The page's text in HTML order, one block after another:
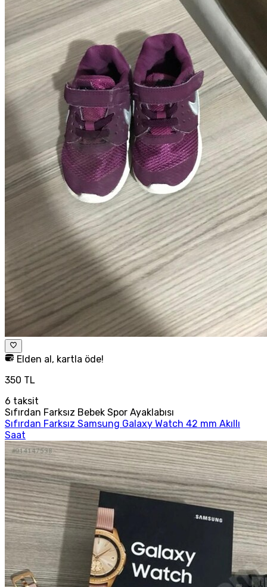
Elden al, kartla öde!
350 TL
6 taksit
Sıfırdan Farksız Bebek Spor Ayaklabısı
Sıfırdan Farksız Samsung Galaxy Watch 42 mm Akıllı
Saat